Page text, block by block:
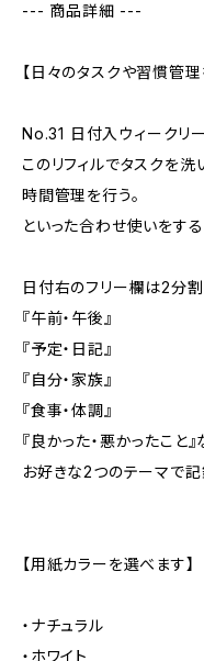
--- 商品詳細 ---
【日々のタスクや習慣管理
No.31 日付入ウィークリ
このリフィルでタスクを
時間管理を行う。
といった合わせ使いをす
日付右のフリー欄は2分
『午前・午後』
『予定・日記』
『自分・家族』
『食事・体調』
『良かった・悪かったこと』
お好きな2つのテーマで記
【用紙カラーを選べます】
・ナチュラル
・ホワイト